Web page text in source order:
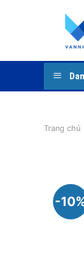
Trang chủ
-